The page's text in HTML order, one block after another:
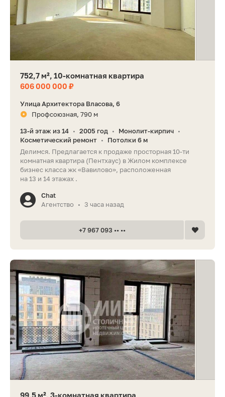
752,7 м², 10-комнатная квартира
606 000 000 ₽
Улица Архитектора Власова, 6
Профсоюзная, 790 м
13-й этаж из 14 • 2005 год • Монолит-кирпич •
Косметический ремонт •
Потолки 6 м
Делимся. Предлагается к продаже просторная 10-ти
комнатная квартира (Пентхаус) в Жилом комплексе
бизнес класса жк «Вавилово», расположенная
на 13 и 14 этажах .
Chat
Агентство
• 3 часа назад
+7 967 093 •• ••
99,5 м², 3-комнатная квартира